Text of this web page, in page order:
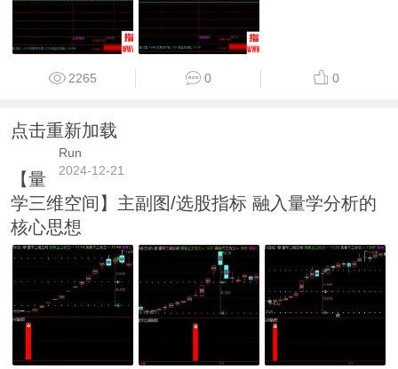
2265 0 0
点击重新加载
Run
2024-12-21
【量
学三维空间】主副图/选股指标 融入量学分析的
核心思想